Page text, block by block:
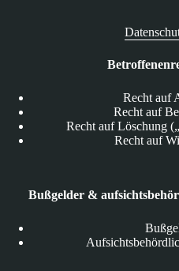
Recht auf
Recht auf
Recht auf Löschung
Recht auf
Bußgelder &